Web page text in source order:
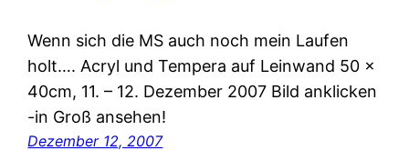
Wenn sich die MS auch noch mein Laufen
holt…. Acryl und Tempera auf Leinwand 50 x
40cm, 11. – 12. Dezember 2007 Bild anklicken
-in Groß ansehen!
Dezember 12, 2007